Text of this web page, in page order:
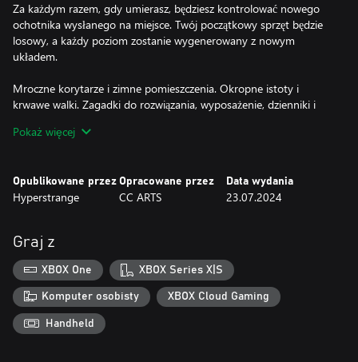
Za każdym razem, gdy umierasz, będziesz kontrolować nowego
ochotnika wysłanego na miejsce. Twój początkowy sprzęt będzie
losowy, a każdy poziom zostanie wygenerowany z nowym
układem.
Mroczne korytarze i zimne pomieszczenia. Okropne istoty i
krwawe walki. Zagadki do rozwiązania, wyposażenie, dzienniki i
grze survivalowej.
Pokaż więcej
Opublikowane przez
Hyperstrange
Opracowane przez
CC ARTS
Data wydania
23.07.2024
Graj z
XBOX One XBOX Series X|S
Komputer osobisty XBOX Cloud Gaming
Handheld